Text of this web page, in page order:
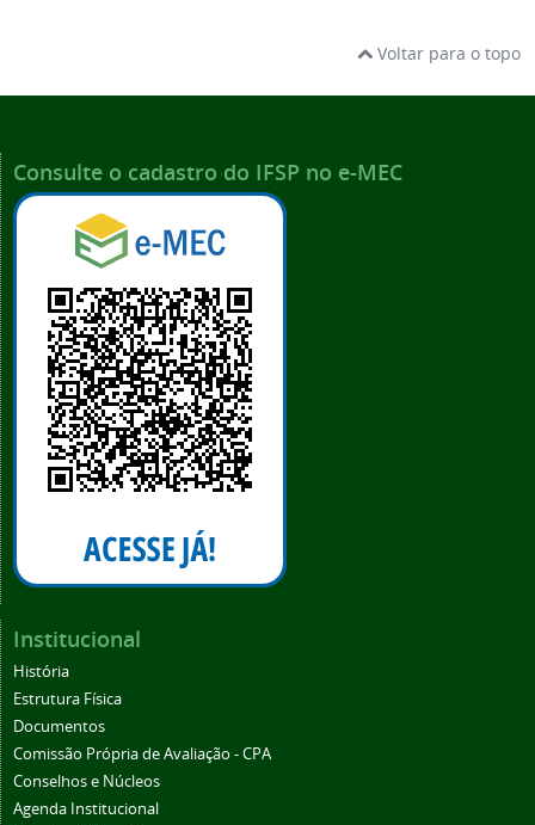
Voltar para o topo
Consulte o cadastro do IFSP no e-MEC
Institucional
História
Estrutura Física
Documentos
Comissão Própria de Avaliação - CPA
Conselhos e Núcleos
Agenda Institucional